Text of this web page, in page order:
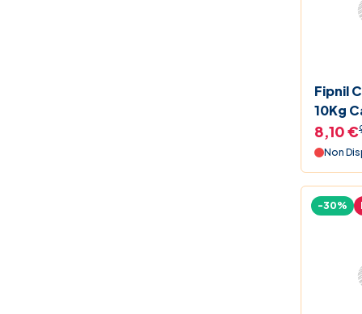
Fipnil
10Kg
8,10 €
Non
-30%